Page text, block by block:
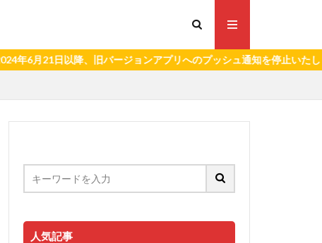
日以降、旧バージョンアプリへのプッシュ通知を停止いたします。）
人気記事